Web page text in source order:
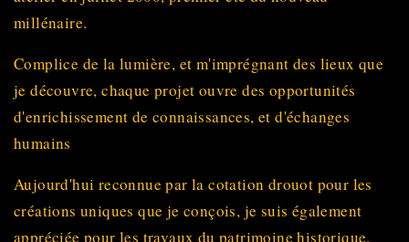
millénaire.
Complice de la lumière, et m'imprégnant des lieux que
je découvre, chaque projet ouvre des opportunités
d'enrichissement de connaissances, et d'échanges
humains
Aujourd'hui reconnue par la cotation drouot pour les
créations uniques que je conçois, je suis également
appréciée pour les travaux du patrimoine historique.